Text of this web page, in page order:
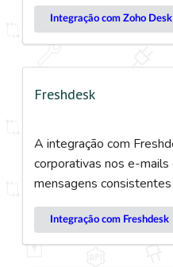
Integração com Zoho Desk
Freshdesk
A integração com
corporativas nos e-
mensagens
Integração com Freshdesk